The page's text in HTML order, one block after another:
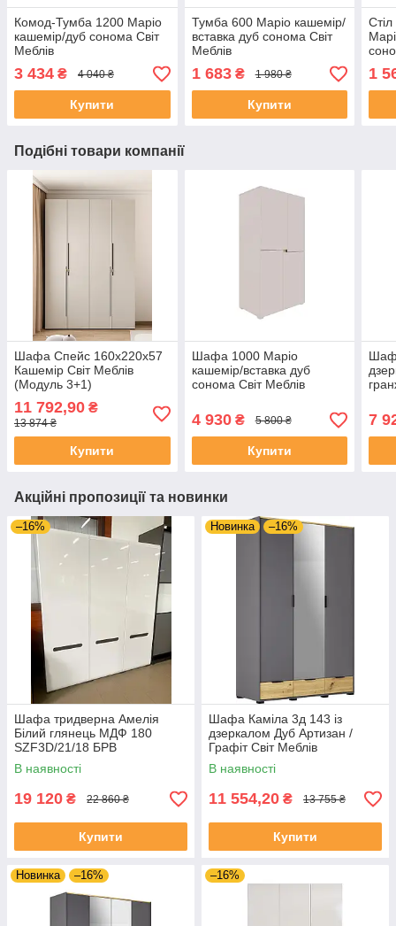
Комод-Тумба 1200 Маріо
кашемір/дуб сонома Світ
Меблів
3 434 ₴ 4 040 ₴
Купити
Тумба 600 Маріо кашемір/
вставка дуб сонома Світ
Меблів
1 683₴ 1 980 ₴
Купити
1
Подібні товари компанії
Шафа Спейс 160х220х57
Кашемір Світ Меблів
(Модуль 3+1)
11 792,90 ₴
13 874 ₴
Купити
Шафа 1000 Маріо
кашемір/вставка дуб
сонома Світ Меблів
4 930₴ 5 800 ₴
Купити
7
Акційні пропозиції та новинки
–16%
Шафа тридверна Амелія
Білий глянець МДФ 180
SZF3D/21/18 БРВ
В наявності
19 120 ₴ 22 860 ₴
Купити
Новинка –16%
Шафа Каміла 3д 143 із
дзеркалом Дуб Артизан /
Графіт Світ Меблів
В наявності
11 554,20 ₴ 13 755 ₴
Купити
Новинка –16% –16%